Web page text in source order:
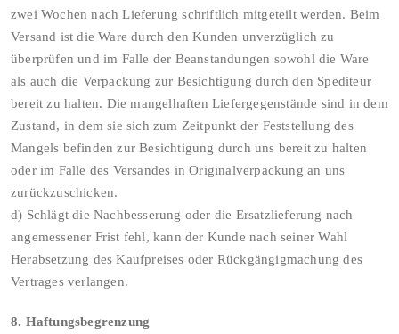
zwei Wochen nach Lieferung schriftlich mitgeteilt werden. Beim
Versand ist die Ware durch den Kunden unverzüglich zu
überprüfen und im Falle der Beanstandungen sowohl die Ware
als auch die Verpackung zur Besichtigung durch den Spediteur
bereit zu halten. Die mangelhaften Liefergegenstände sind in dem
Zustand, in dem sie sich zum Zeitpunkt der Feststellung des
Mangels befinden zur Besichtigung durch uns bereit zu halten
oder im Falle des Versandes in Originalverpackung an uns
zurückzuschicken.
d) Schlägt die Nachbesserung oder die Ersatzlieferung nach
angemessener Frist fehl, kann der Kunde nach seiner Wahl
Herabsetzung des Kaufpreises oder Rückgängigmachung des
Vertrages verlangen.
8. Haftungsbegrenzung